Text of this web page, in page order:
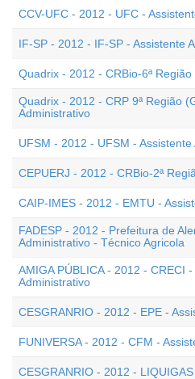
CCV-UFC - 2012 - UFC -
IF-SP - 2012 - IF-SP - Assistente
Quadrix - 2012 - CRBio-6ª
Quadrix - 2012 - CRP 9ª Região
Administrativo
UFSM - 2012 - UFSM -
CEPUERJ - 2012 - CRBio-2ª
CAIP-IMES - 2012 - EMTU -
FADESP - 2012 - Prefeitura de
Administrativo - Técnico Agricola
AMIGA PÚBLICA - 2012 - CRECI
Administrativo
CESGRANRIO - 2012 - EPE -
FUNIVERSA - 2012 - CFM -
CESGRANRIO - 2012 -